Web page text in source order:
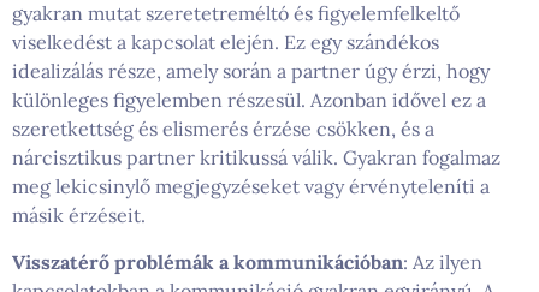
gyakran mutat szeretetreméltó és figyelemfelkeltő
viselkedést a kapcsolat elején. Ez egy szándékos
idealizálás része, amely során a partner úgy érzi, hogy
különleges figyelemben részesül. Azonban idővel ez a
szeretkettség és elismerés érzése csökken, és a
nárcisztikus partner kritikussá válik. Gyakran fogalmaz
meg lekicsinylő megjegyzéseket vagy érvényteleníti a
másik érzéseit.
Visszatérő problémák a kommunikációban: Az ilyen